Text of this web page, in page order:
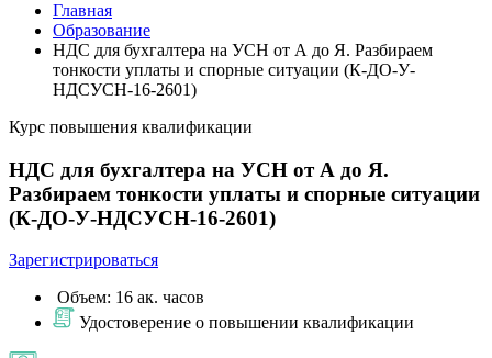
Главная
Образование
НДС для бухгалтера на УСН от А до Я. Разбираем
тонкости уплаты и спорные ситуации (К-ДО-У-
НДСУСН-16-2601)
Курс повышения квалификации
НДС для бухгалтера на УСН от А до Я.
Разбираем тонкости уплаты и спорные ситуации
(К-ДО-У-НДСУСН-16-2601)
Зарегистрироваться
Объем: 16 ак. часов
Удостоверение о повышении квалификации